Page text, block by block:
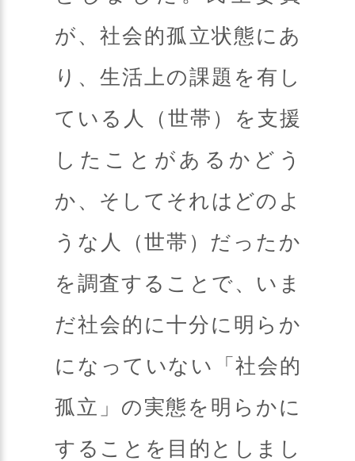
が、社会的孤立状態にあ
り、生活上の課題を有し
ている人（世帯）を支援
したことがあるかどう
か、そしてそれはどのよ
うな人（世帯）だったか
を調査することで、いま
だ社会的に十分に明らか
になっていない「社会的
孤立」の実態を明らかに
することを目的としまし